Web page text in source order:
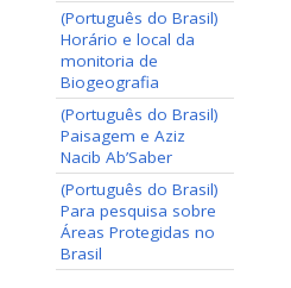
(Português do Brasil)
Horário e local da
monitoria de
Biogeografia
(Português do Brasil)
Paisagem e Aziz
Nacib Ab’Saber
(Português do Brasil)
Para pesquisa sobre
Áreas Protegidas no
Brasil